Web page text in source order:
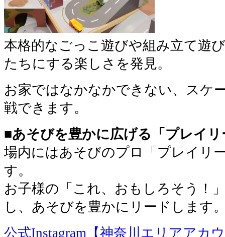
本格的なごっこ遊びや組み立て遊
たちにする楽しさを発見。
お家ではなかなかできない、スケ
戦できます。
■あそびを豊かに広げる「プレイ
場内にはあそびのプロ「プレイリ
す。
お子様の「これ、おもしろそう！
し、あそびを豊かにリードします
公式Instagram【神奈川エリアアカ